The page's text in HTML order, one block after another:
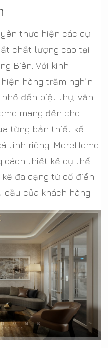
thực hiện các dự
chất lượng cao tại
Biên. Với kinh
hàng trăm nghìn
đến biệt thự, văn
mang đến cho
từng bản thiết kế
tính riêng. MoreHome
cách thiết kế cụ thể
đa dạng từ cổ điển
của khách hàng.